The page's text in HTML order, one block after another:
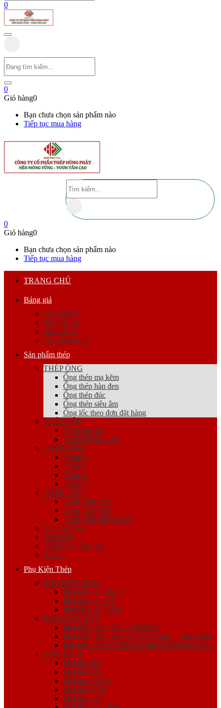
0
0
Giỏ hàng0
Bạn chưa chọn sản phẩm nào
Tiếp tục mua hàng
0
Giỏ hàng0
Bạn chưa chọn sản phẩm nào
Tiếp tục mua hàng
TRANG CHỦ
Bảng giá
Giá Thép I
Giá thép H
Giá thép U
Giá Thép Hộp
Sản phẩm thép
THÉP ỐNG
Ống thép mạ kẽm
Ống thép hàn đen
Ống thép đúc
Ống thép siêu âm
Ống lốc theo đơn đặt hàng
THÉP HỘP
Thép hộp đen
Thép hộp mạ kẽm
THÉP HÌNH
Thép U
Thép I
Thép V
Thép H
THÉP TẤM
Thép Tấm Trơn
Thép Tấm Gân
Thép Tấm Nhập Khẩu
Cọc Cừ Thép
Thép Đặc
Thép Ray Cầu Trục
Xà Gồ
Phụ Kiện Thép
PHỤ KIỆN REN
Phụ kiện ren Mech
Phụ kiện ren K1
Phụ kiện ren giá rẻ
PHỤ KIỆN HÀN
Phụ kiện hàn FKK – Nhật Bản
Phụ Kiện Hàn Jinil bend (Dybend) – Hàn Quốc
Phụ kiện hàn SCH20 SCH40 SCH80 SCH160
MẶT BÍCH
Mặt bích JIS
Mặt bích BS
Mặt bích ANSI
Mặt bích DIN
Mặt bích mù